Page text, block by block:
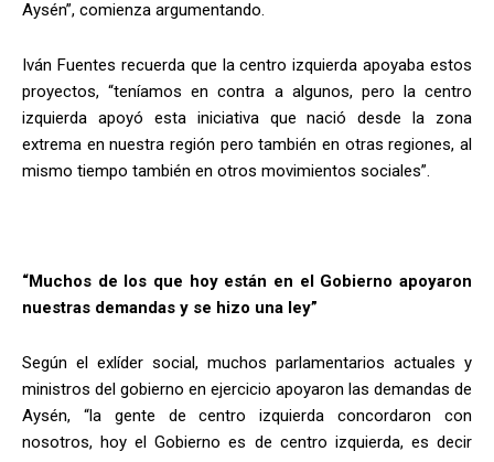
Aysén”, comienza argumentando.
Iván Fuentes recuerda que la centro izquierda apoyaba estos
proyectos, “teníamos en contra a algunos, pero la centro
izquierda apoyó esta iniciativa que nació desde la zona
extrema en nuestra región pero también en otras regiones, al
mismo tiempo también en otros movimientos sociales”.
“Muchos de los que hoy están en el Gobierno apoyaron
nuestras demandas y se hizo una ley”
Según el exlíder social, muchos parlamentarios actuales y
ministros del gobierno en ejercicio apoyaron las demandas de
Aysén, “la gente de centro izquierda concordaron con
nosotros, hoy el Gobierno es de centro izquierda, es decir